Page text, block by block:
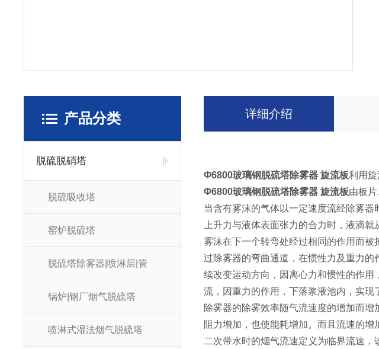
产品分类
脱硫脱硝塔
脱硫吸收塔
窑炉脱硫塔
脱硫塔除雾器|喷淋层|管
锅炉|钢厂烟气脱硫塔
喷淋式湿法烟气脱硫塔
详细介绍
Φ6800玻璃钢脱硫塔除雾器 旋流板利用旋
Φ6800玻璃钢脱硫塔除雾器 旋流板由板片
当含有雾沫的气体以一定速度流经除雾
上升力与液体表面张力的合力时，液滴
雾沫在下一个转弯处经过相同的作用而
过除雾器的弯曲通道，在惯性力及重力
续改变运动方向，因离心力和惯性的作用
流，因重力的作用，下落浆液池内，实现
除雾器的除雾效率随气流速度的增加而
阻力增加，也使能耗增加。而且流速的
二次带水时的烟气流速定义为临界流速